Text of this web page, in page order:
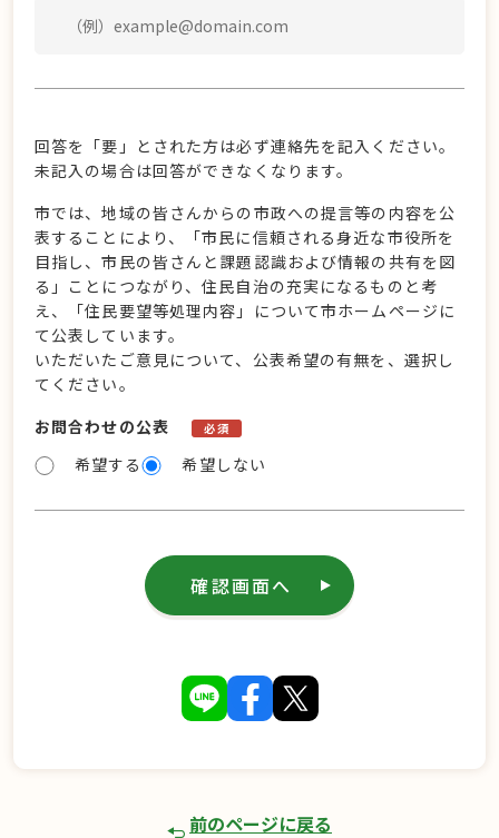
回答を「要」とされた方は必ず連絡先を記入ください。
未記入の場合は回答ができなくなります。
市では、地域の皆さんからの市政への提言等の内容を公
表することにより、「市民に信頼される身近な市役所を
目指し、市民の皆さんと課題認識および情報の共有を図
る」ことにつながり、住民自治の充実になるものと考
え、「住民要望等処理内容」について市ホームページに
て公表しています。
いただいたご意見について、公表希望の有無を、選択し
てください。
お問合わせの公表
必須
希望する 希望しない
確認画面へ
前のページに戻る